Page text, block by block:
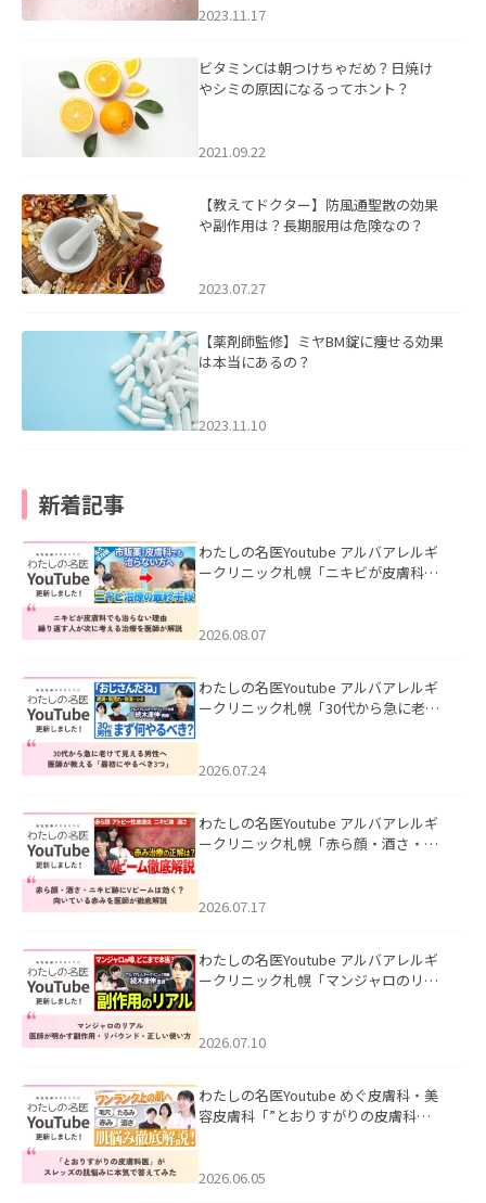
2023.11.17
ビタミンCは朝つけちゃだめ？日焼け
やシミの原因になるってホント？
2021.09.22
【教えてドクター】防風通聖散の効果
や副作用は？長期服用は危険なの？
2023.07.27
【薬剤師監修】ミヤBM錠に痩せる効果
は本当にあるの？
2023.11.10
新着記事
わたしの名医Youtube アルバアレルギ
ークリニック札幌「ニキビが皮膚科で
ました。
2026.08.07
わたしの名医Youtube アルバアレルギ
ークリニック札幌「30代から急に老け
た。
2026.07.24
わたしの名医Youtube アルバアレルギ
ークリニック札幌「赤ら顔・酒さ・ニ
した。
2026.07.17
わたしの名医Youtube アルバアレルギ
ークリニック札幌「マンジャロのリア
た。
2026.07.10
わたしの名医Youtube めぐ皮膚科・美
容皮膚科「”とおりすがりの皮膚科
2026.06.05